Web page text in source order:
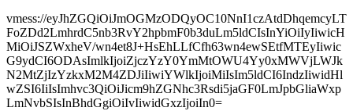
vmess://eyJhZGQiOiJmOGMzODQyOC10NnI1czAtdDhqemcyLT
FoZDd2LmhrdC5nb3RvY2hpbmF0b3duLm5ldCIsInYiOiIyIiwicH
MiOiJSZWxheV/wn4et8J+HsEhLLfCfh63wn4ewSEtfMTEyIiwic
G9ydCI6ODAsImlkIjoiZjczYzY0YmMtOWU4Yy0xMWVjLWJk
N2MtZjIzYzkxM2M4ZDJiIiwiYWlkIjoiMiIsIm5ldCI6IndzIiwidHl
wZSI6IiIsImhvc3QiOiJicm9hZGNhc3Rsdi5jaGF0LmJpbGliaWxp
LmNvbSIsInBhdGgiOiIvIiwidGxzIjoiIn0=